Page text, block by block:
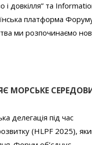
довкілля” та
платформа
ми розпочинаємо
МОРСЬКЕ
делегація під час
(HLPF 2025),